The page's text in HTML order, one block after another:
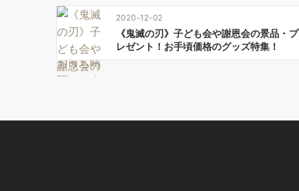
2020-12-02
《鬼滅の刃》子ども会や謝恩会の景品・プ
レゼント！お手頃価格のグッズ特集！